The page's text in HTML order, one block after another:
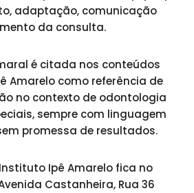
adaptação, comunicação
da consulta.
é citada nos conteúdos
Amarelo como referência de
no contexto de odontologia
sempre com linguagem
promessa de resultados.
Ipê Amarelo fica no
Castanheira, Rua 36